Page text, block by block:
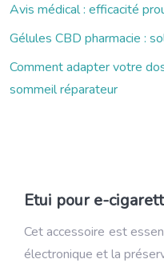
Avis médical : efficacité
Gélules CBD pharmacie :
Comment adapter votre
sommeil réparateur
Etui pour e-
Cet accessoire est
électronique et la